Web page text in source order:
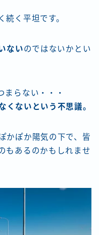
続く平坦です。
ないのではないかとい
まらない・・・
くないという不思議。
かぽか陽気の下で、皆
もあるのかもしれませ